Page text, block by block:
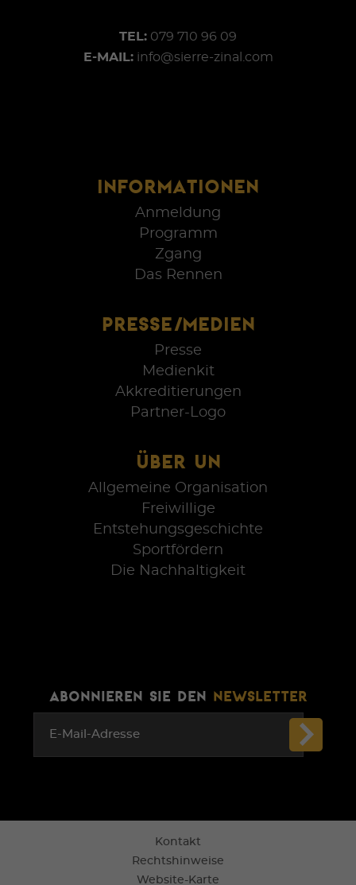
INFORMATIONEN
Anmeldung
Programm
Zgang
Das Rennen
PRESSE/MEDIEN
Presse
Medienkit
Akkreditierungen
Partner-Logo
ÜBER UN
Allgemeine Organisation
Freiwillige
Entstehungsgeschichte
Sportfördern
Die Nachhaltigkeit
TEL: 079 710 96 09
E-MAIL: info@sierre-zinal.com
ABONNIEREN SIE DEN NEWSLETTER
E-Mail-Adresse
Kontakt
Rechtshinweise
Website-Karte